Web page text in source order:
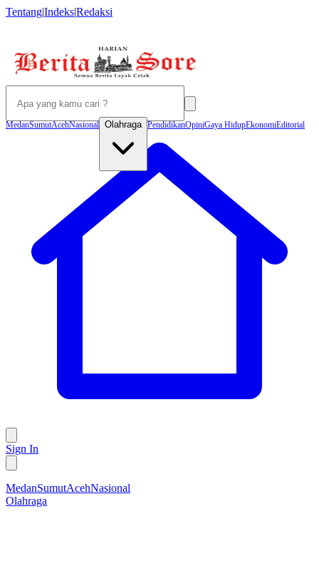
Tentang|Indeks|Redaksi
MedanSumutAcehNasional Olahraga PendidikanOpiniGaya HidupEkonomiEditorial
Sign In
MedanSumutAcehNasional
Olahraga